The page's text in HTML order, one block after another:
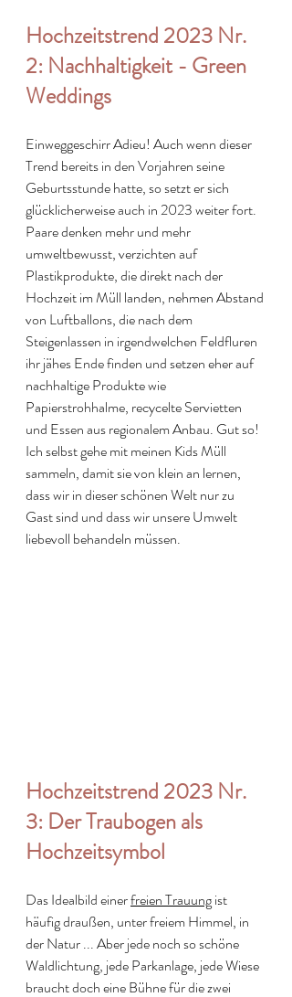
Hochzeitstrend 2023 Nr.
2: Nachhaltigkeit - Green
Weddings
Einweggeschirr Adieu! Auch wenn dieser
Trend bereits in den Vorjahren seine
Geburtsstunde hatte, so setzt er sich
glücklicherweise auch in 2023 weiter fort.
Paare denken mehr und mehr
umweltbewusst, verzichten auf
Plastikprodukte, die direkt nach der
Hochzeit im Müll landen, nehmen Abstand
von Luftballons, die nach dem
Steigenlassen in irgendwelchen Feldfluren
ihr jähes Ende finden und setzen eher auf
nachhaltige Produkte wie
Papierstrohhalme, recycelte Servietten
und Essen aus regionalem Anbau. Gut so!
Ich selbst gehe mit meinen Kids Müll
sammeln, damit sie von klein an lernen,
dass wir in dieser schönen Welt nur zu
Gast sind und dass wir unsere Umwelt
liebevoll behandeln müssen.
Hochzeitstrend 2023 Nr.
3: Der Traubogen als
Hochzeitsymbol
Das Idealbild einer freien Trauung ist
häufig draußen, unter freiem Himmel, in
der Natur ... Aber jede noch so schöne
Waldlichtung, jede Parkanlage, jede Wiese
braucht doch eine Bühne für die zwei